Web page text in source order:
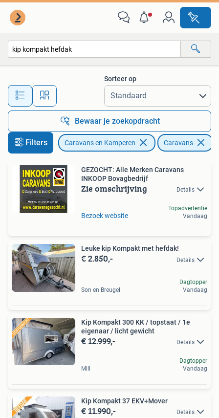
Alle afstanden…
Sorteer op
Bewaar je zoekopdracht
Filters Caravans en Kamperen Caravans
GEZOCHT: Alle Merken Caravans
INKOOP Bovagbedrijf
Zie omschrijving Details
Bezoek website
Topadvertentie
Vandaag
Leuke kip Kompakt met hefdak!
€ 2.850,- Details
Son en Breugel
Dagtopper
Vandaag
Kip Kompakt 300 KK / topstaat / 1e
eigenaar / licht gewicht
€ 12.999,- Details
Mill
Dagtopper
Vandaag
Kip Kompakt 37 EKV+Mover
€ 11.990,- Details